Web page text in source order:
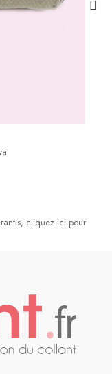
cliquez ici pour